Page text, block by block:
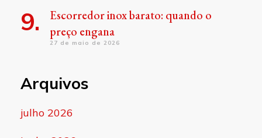
Escorredor inox barato: quando o
preço engana
27 de maio de 2026
Arquivos
julho 2026